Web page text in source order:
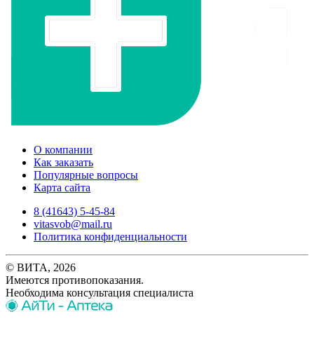
О компании
Как заказать
Популярные вопросы
Карта сайта
8 (41643) 5-45-84
vitasvob@mail.ru
Политика конфиденциальности
© ВИТА, 2026
Имеются противопоказания.
Необходима консультация специалиста